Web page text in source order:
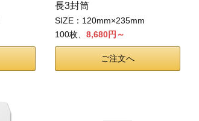
長3封筒
SIZE：120mm×235mm
100枚、 8,680円～
ご注文へ